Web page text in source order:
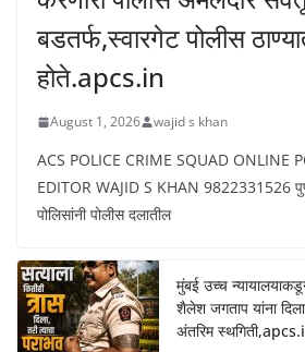
बडतर्फ,स्वारगेट पोलीस
होते.apcs.in
August 1, 2026 wajid s khan
ACS POLICE CRIME SQUAD ONLINE
EDITOR WAJID S KHAN 9822331526
पोलिसांनी पोलीस दलातील
मुंबई उच्च
शैलेश जगताप यांना
अंतरिम